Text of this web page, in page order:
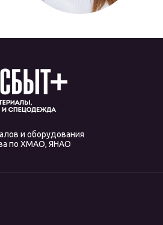
и оборудования
по ХМАО, ЯНАО